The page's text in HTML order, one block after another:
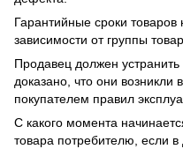
Гарантийные сроки
зависимости от группы
Продавец должен
доказано, что они возникли
покупателем правил
С какого момента
товара потребителю, если в